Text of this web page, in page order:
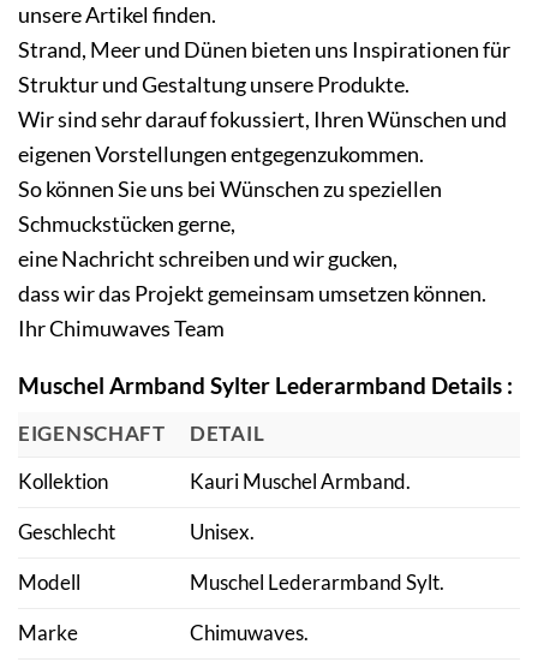
unsere Artikel finden.
Strand, Meer und Dünen bieten uns Inspirationen für
Struktur und Gestaltung unsere Produkte.
Wir sind sehr darauf fokussiert, Ihren Wünschen und
eigenen Vorstellungen entgegenzukommen.
So können Sie uns bei Wünschen zu speziellen
Schmuckstücken gerne,
eine Nachricht schreiben und wir gucken,
dass wir das Projekt gemeinsam umsetzen können.
Ihr Chimuwaves Team
Muschel Armband Sylter Lederarmband Details :
EIGENSCHAFT
DETAIL
Kollektion
Kauri Muschel Armband.
Geschlecht Unisex.
Modell Muschel Lederarmband Sylt.
Marke Chimuwaves.